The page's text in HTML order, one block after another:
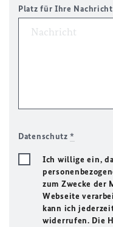
Platz für Ihre
Datenschutz*
Ich willige ein,
zum Zwecke der
Webseite
kann ich
widerrufen. Die